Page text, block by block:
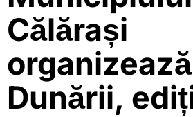
Călărași
Dunării,